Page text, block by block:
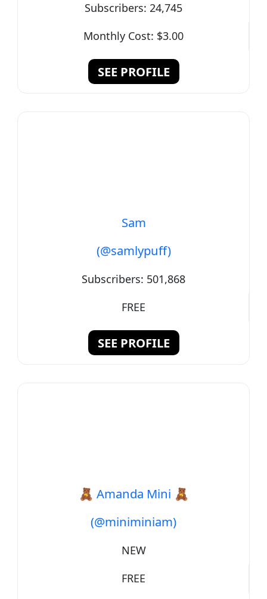
Subscribers: 24,745
SEE PROFILE
Monthly Cost: $3.00
Sam
(@samlypuff)
Subscribers: 501,868
SEE PROFILE
FREE
🧸 Amanda Mini 🧸
(@miniminiam)
NEW
FREE